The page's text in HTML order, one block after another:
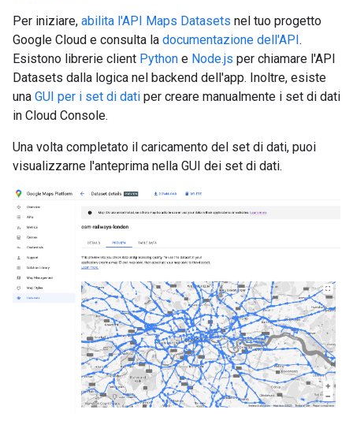
Per iniziare, abilita l'API Maps Datasets nel tuo progetto
Google Cloud e consulta la documentazione dell'API.
Esistono librerie client Python e Node.js per chiamare l'API
Datasets dalla logica nel backend dell'app. Inoltre, esiste
una GUI per i set di dati per creare manualmente i set di dati
in Cloud Console.
Una volta completato il caricamento del set di dati, puoi
visualizzarne l'anteprima nella GUI dei set di dati.